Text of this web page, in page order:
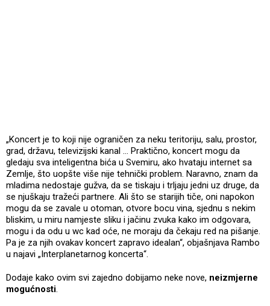
„Koncert je to koji nije ograničen za neku teritoriju, salu, prostor,
grad, državu, televizijski kanal … Praktično, koncert mogu da
gledaju sva inteligentna bića u Svemiru, ako hvataju internet sa
Zemlje, što uopšte više nije tehnički problem. Naravno, znam da
mladima nedostaje gužva, da se tiskaju i trljaju jedni uz druge, da
se njuškaju tražeći partnere. Ali što se starijih tiče, oni napokon
mogu da se zavale u otoman, otvore bocu vina, sjednu s nekim
bliskim, u miru namjeste sliku i jačinu zvuka kako im odgovara,
mogu i da odu u wc kad oće, ne moraju da čekaju red na pišanje.
Pa je za njih ovakav koncert zapravo idealan“, objašnjava Rambo
u najavi „Interplanetarnog koncerta“.
Dodaje kako ovim svi zajedno dobijamo neke nove, neizmjerne
mogućnosti.